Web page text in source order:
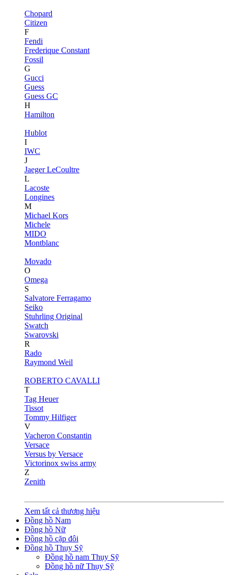
Chopard
Citizen
F
Fendi
Frederique Constant
Fossil
G
Gucci
Guess
Guess GC
H
Hamilton
Hublot
I
IWC
J
Jaeger LeCoultre
L
Lacoste
Longines
M
Michael Kors
Michele
MIDO
Montblanc
Movado
O
Omega
S
Salvatore Ferragamo
Seiko
Stuhrling Original
Swatch
Swarovski
R
Rado
Raymond Weil
ROBERTO CAVALLI
T
Tag Heuer
Tissot
Tommy Hilfiger
V
Vacheron Constantin
Versace
Versus by Versace
Victorinox swiss army
Z
Zenith
Xem tất cả thương hiệu
Đồng hồ Nam
Đồng hồ Nữ
Đồng hồ cặp đôi
Đồng hồ Thụy Sỹ
Đồng hồ nam Thụy Sỹ
Đồng hồ nữ Thụy Sỹ